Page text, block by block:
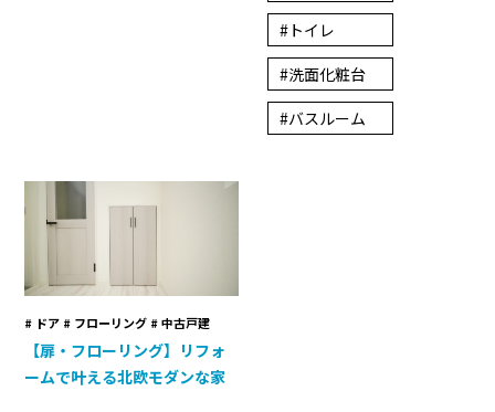
トイレ
洗面化粧台
バスルーム
ドア # フローリング # 中古戸建
【扉・フローリング】リフォ
ームで叶える北欧モダンな家